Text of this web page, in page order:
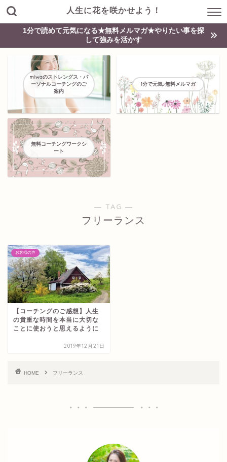
人生に花を咲かせよう！
1分で読めて元気になる★無料メルマガ★やりたい事を探
して強みを活かす
miwaのストレングス・パ
ーソナルコーチングのご
案内
1分で元気♪無料メルマガ
無料コーチングワークシ
ート
― TAG ―
フリーランス
お客様の声
【コーチングのご感想】人生
の貴重な時間を本当に大切な
ことに使おうと思えるように
2019年12月21日
HOME フリーランス